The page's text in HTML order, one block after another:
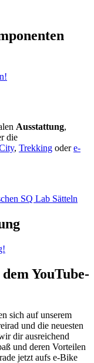
Ausstattung,
die
, Trekking odere-
SQ Lab Sätteln
YouTube-
sich auf unserem
und die neuesten
dir ausreichend
und deren Vorteilen
jetzt aufs e-Bike